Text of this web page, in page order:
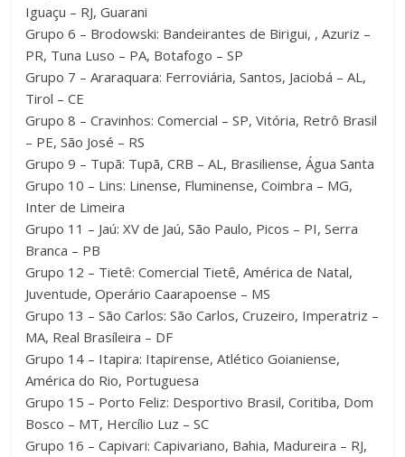
Iguaçu – RJ, Guarani
Grupo 6 – Brodowski: Bandeirantes de Birigui, , Azuriz –
PR, Tuna Luso – PA, Botafogo – SP
Grupo 7 – Araraquara: Ferroviária, Santos, Jaciobá – AL,
Tirol – CE
Grupo 8 – Cravinhos: Comercial – SP, Vitória, Retrô Brasil
– PE, São José – RS
Grupo 9 – Tupã: Tupã, CRB – AL, Brasiliense, Água Santa
Grupo 10 – Lins: Linense, Fluminense, Coimbra – MG,
Inter de Limeira
Grupo 11 – Jaú: XV de Jaú, São Paulo, Picos – PI, Serra
Branca – PB
Grupo 12 – Tietê: Comercial Tietê, América de Natal,
Juventude, Operário Caarapoense – MS
Grupo 13 – São Carlos: São Carlos, Cruzeiro, Imperatriz –
MA, Real Brasíleira – DF
Grupo 14 – Itapira: Itapirense, Atlético Goianiense,
América do Rio, Portuguesa
Grupo 15 – Porto Feliz: Desportivo Brasil, Coritiba, Dom
Bosco – MT, Hercílio Luz – SC
Grupo 16 – Capivari: Capivariano, Bahia, Madureira – RJ,